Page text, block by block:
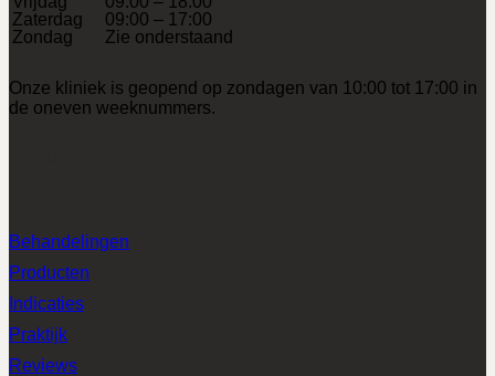
Zaterdag
09:00 – 17:00
Zondag
Zie onderstaand
Onze kliniek is geopend op zondagen van 10:00 tot 17:00 in
de oneven weeknummers.
Behandelingen
Producten
Indicaties
Praktijk
Reviews